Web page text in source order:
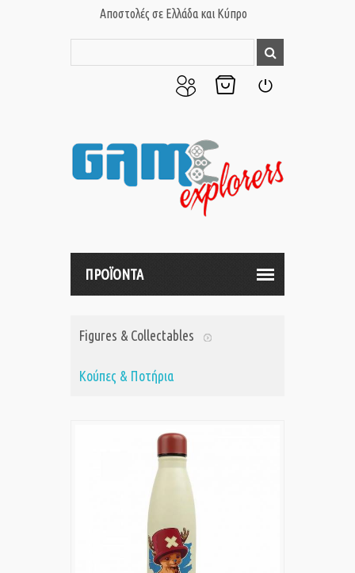
Αποστολές σε Ελλάδα και Κύπρο
μου
ΠΡΟΪΟΝΤΑ
Figures & Collectables
Κούπες & Ποτήρια